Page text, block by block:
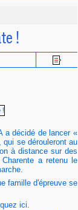
!
a décidé de lancer «
se dérouleront au
à distance sur des
a retenu le
famille d'épreuve se
ici.